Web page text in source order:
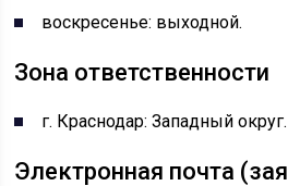
воскресенье: выходной.
Зона ответственности
г. Краснодар: Западный округ.
Электронная почта